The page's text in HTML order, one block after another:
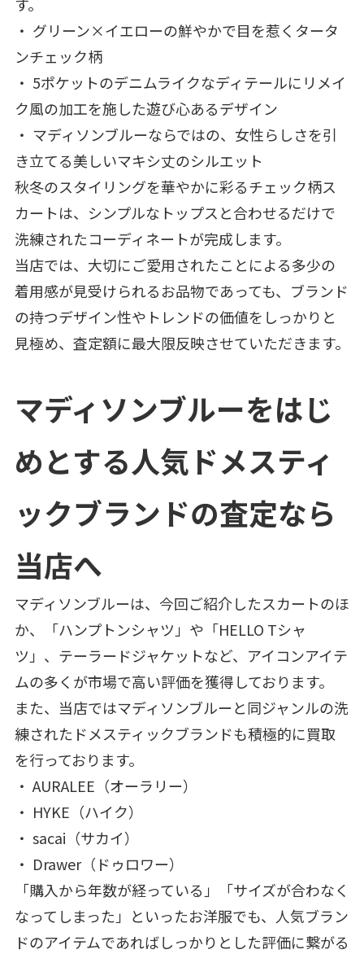
・ グリーン×イエローの鮮やかで目を惹くタータ
ンチェック柄
・ 5ポケットのデニムライクなディテールにリメイ
ク風の加工を施した遊び心あるデザイン
・ マディソンブルーならではの、女性らしさを引
き立てる美しいマキシ丈のシルエット
秋冬のスタイリングを華やかに彩るチェック柄ス
カートは、シンプルなトップスと合わせるだけで
洗練されたコーディネートが完成します。
当店では、大切にご愛用されたことによる多少の
着用感が見受けられるお品物であっても、ブランド
の持つデザイン性やトレンドの価値をしっかりと
見極め、査定額に最大限反映させていただきます。
マディソンブルーをはじ
めとする人気ドメスティ
ックブランドの査定なら
当店へ
マディソンブルーは、今回ご紹介したスカートのほ
か、「ハンプトンシャツ」や「HELLO Tシャ
ツ」、テーラードジャケットなど、アイコンアイテ
ムの多くが市場で高い評価を獲得しております。
また、当店ではマディソンブルーと同ジャンルの洗
練されたドメスティックブランドも積極的に買取
を行っております。
・ AURALEE（オーラリー）
・ HYKE（ハイク）
・ sacai（サカイ）
・ Drawer（ドゥロワー）
「購入から年数が経っている」「サイズが合わなく
なってしまった」といったお洋服でも、人気ブラン
ドのアイテムであればしっかりとした評価に繋がる